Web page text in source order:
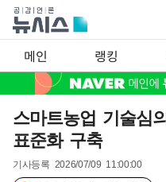
메인 랭킹
스마트농업 기술심
표준화 구축
기사등록 2026/07/09 11:00:00